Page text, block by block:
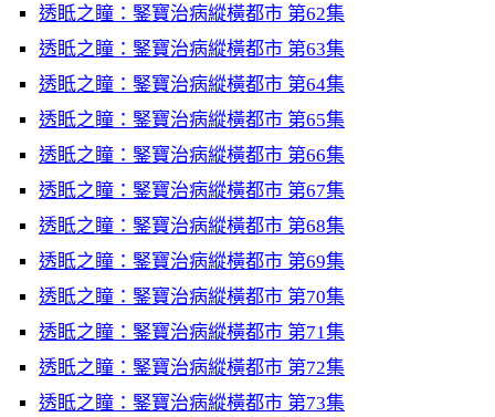
透眡之瞳：鋻寶治病縱橫都市 第62集
透眡之瞳：鋻寶治病縱橫都市 第63集
透眡之瞳：鋻寶治病縱橫都市 第64集
透眡之瞳：鋻寶治病縱橫都市 第65集
透眡之瞳：鋻寶治病縱橫都市 第66集
透眡之瞳：鋻寶治病縱橫都市 第67集
透眡之瞳：鋻寶治病縱橫都市 第68集
透眡之瞳：鋻寶治病縱橫都市 第69集
透眡之瞳：鋻寶治病縱橫都市 第70集
透眡之瞳：鋻寶治病縱橫都市 第71集
透眡之瞳：鋻寶治病縱橫都市 第72集
透眡之瞳：鋻寶治病縱橫都市 第73集